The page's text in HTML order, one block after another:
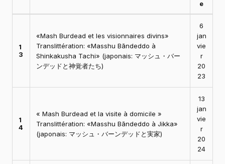
e
1
3
«Mash Burdead et les visionnaires divins»
Translittération: «Masshu Bāndeddo à
Shinkakusha Tachi» (japonais: マッシュ・バー
ンデッドと神覚者たち)
6
jan
vie
r
20
23
1
4
« Mash Burdead et la visite à domicile »
Translittération: «Masshu Bāndeddo à Jikka»
(japonais: マッシュ・バーンデッドと実家)
13
jan
vie
r
20
24